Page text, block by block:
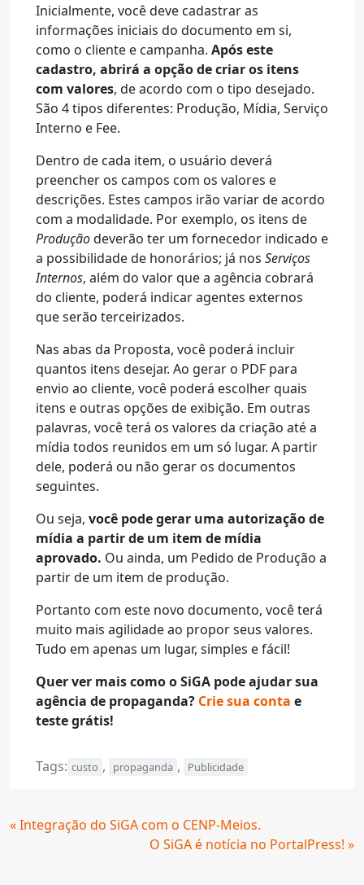
Inicialmente, você deve cadastrar as
informações iniciais do documento em si,
como o cliente e campanha. Após este
cadastro, abrirá a opção de criar os itens
com valores, de acordo com o tipo desejado.
São 4 tipos diferentes: Produção, Mídia, Serviço
Interno e Fee.
Dentro de cada item, o usuário deverá
preencher os campos com os valores e
descrições. Estes campos irão variar de acordo
com a modalidade. Por exemplo, os itens de
Produçãodeverão ter um fornecedor indicado e
a possibilidade de honorários; já nos Serviços
Internos, além do valor que a agência cobrará
do cliente, poderá indicar agentes externos
que serão terceirizados.
Nas abas da Proposta, você poderá incluir
quantos itens desejar. Ao gerar o PDF para
envio ao cliente, você poderá escolher quais
itens e outras opções de exibição. Em outras
palavras, você terá os valores da criação até a
mídia todos reunidos em um só lugar. A partir
dele, poderá ou não gerar os documentos
seguintes.
Ou seja, você pode gerar uma autorização de
mídia a partir de um item de mídia
aprovado. Ou ainda, um Pedido de Produção a
partir de um item de produção.
Portanto com este novo documento, você terá
muito mais agilidade ao propor seus valores.
Tudo em apenas um lugar, simples e fácil!
Quer ver mais como o SiGA pode ajudar sua
agência de propaganda? Crie sua conta e
teste grátis!
Tags: custo , propaganda , Publicidade
Continue
Lendo
« Integração do SiGA com o CENP-Meios.
O SiGA é notícia no PortalPress! »